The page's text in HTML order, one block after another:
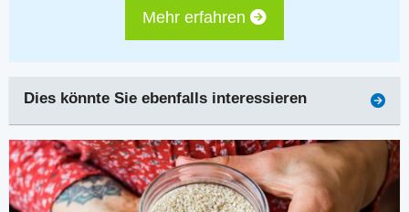
Mehr erfahren
Dies könnte Sie ebenfalls interessieren